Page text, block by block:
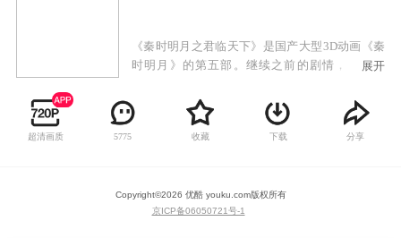
《秦时明月之君临天下》是国产大型3D动画《秦
时明月》的第五部。继续之前的剧情，第五部
儒、蜃楼东渡……等一系列历史故事。
展开
超清画质 5775 收藏 下载 分享
Copyright©2026 优酷 youku.com版权所有
京ICP备06050721号-1